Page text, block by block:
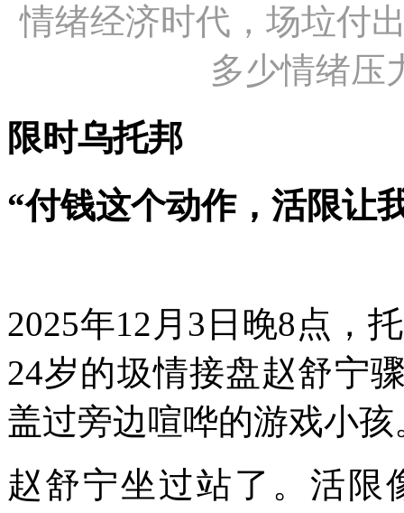
情绪经济时代，场垃付
多少情绪压
限时乌托邦
“付钱这个动作，活限让
2025年12月3日晚8点，
24岁的圾情接盘赵舒宁
盖过旁边喧哗的游戏小孩
赵舒宁坐过站了。活限